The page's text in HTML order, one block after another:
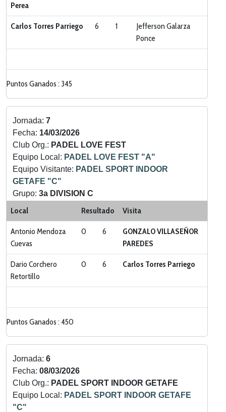
Perea
Carlos Torres Parriego 6 1
Jefferson Galarza
Ponce
Puntos Ganados : 345
Jornada: 7
Fecha: 14/03/2026
Club Org.: PADEL LOVE FEST
Equipo Local: PADEL LOVE FEST "A"
Equipo Visitante: PADEL SPORT INDOOR
GETAFE "C"
Grupo: 3a DIVISION C
Categoria:
LIGA ZONA SUR
Local Resultado Visita
Antonio Mendoza
Cuevas
0 6
GONZALO VILLASEÑOR
PAREDES
Dario Corchero
Retortillo
0 6 Carlos Torres Parriego
Puntos Ganados : 450
Jornada: 6
Fecha: 08/03/2026
Club Org.: PADEL SPORT INDOOR GETAFE
Equipo Local: PADEL SPORT INDOOR GETAFE
"C"